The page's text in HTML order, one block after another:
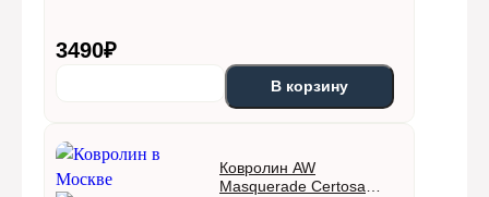
3490₽
В корзину
Ковролин AW
Masquerade Certosa